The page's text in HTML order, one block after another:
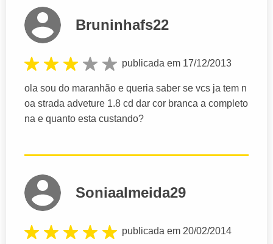
Bruninhafs22
publicada em 17/12/2013
ola sou do maranhão e queria saber se vcs ja tem n
oa strada adveture 1.8 cd dar cor branca a completo
na e quanto esta custando?
Soniaalmeida29
publicada em 20/02/2014